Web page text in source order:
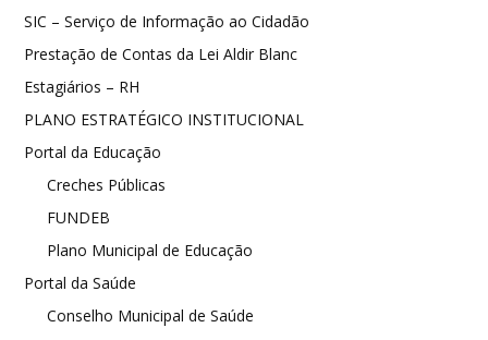
SIC – Serviço de Informação ao Cidadão
Prestação de Contas da Lei Aldir Blanc
Estagiários – RH
PLANO ESTRATÉGICO INSTITUCIONAL
Portal da Educação
Creches Públicas
FUNDEB
Plano Municipal de Educação
Portal da Saúde
Conselho Municipal de Saúde